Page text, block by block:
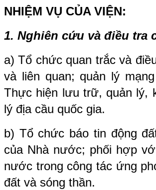
NHIỆM VỤ CỦA VIỆN:
1. Nghiên cứu và điều tra
a) Tổ chức quan trắc và
và liên quan; quản lý
Thực hiện lưu trữ, quản lý,
lý địa cầu quốc gia.
b) Tổ chức báo tin động
của Nhà nước; phối hợp
nước trong công tác ứng
đất và sóng thần.